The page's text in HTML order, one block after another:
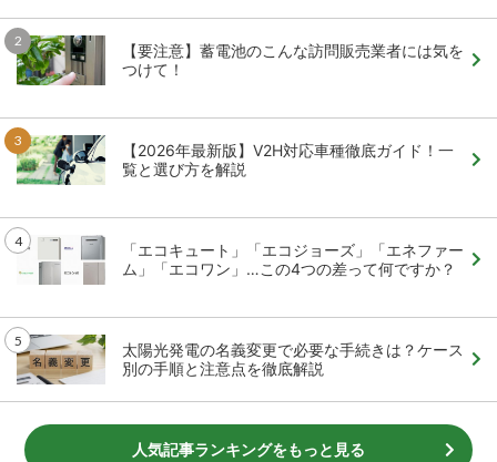
【要注意】蓄電池のこんな訪問販売業者には気を
つけて！
【2026年最新版】V2H対応車種徹底ガイド！一
覧と選び方を解説
「エコキュート」「エコジョーズ」「エネファー
ム」「エコワン」…この4つの差って何ですか？
太陽光発電の名義変更で必要な手続きは？ケース
別の手順と注意点を徹底解説
人気記事ランキングをもっと見る